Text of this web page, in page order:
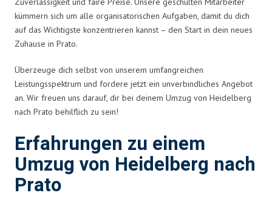
kümmern sich um alle organisatorischen Aufgaben, damit du dich
auf das Wichtigste konzentrieren kannst – den Start in dein neues
Zuhause in Prato.
Überzeuge dich selbst von unserem umfangreichen
Leistungsspektrum und fordere jetzt ein unverbindliches Angebot
an. Wir freuen uns darauf, dir bei deinem Umzug von Heidelberg
nach Prato behilflich zu sein!
Erfahrungen zu einem
Umzug von Heidelberg nach
Prato